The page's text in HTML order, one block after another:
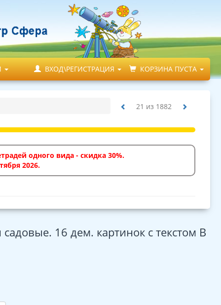
ВХОД\РЕГИСТРАЦИЯ КОРЗИНА ПУСТА
21 из 1882
одного вида - скидка 30%.
2026.
16 дем. картинок с текстом В